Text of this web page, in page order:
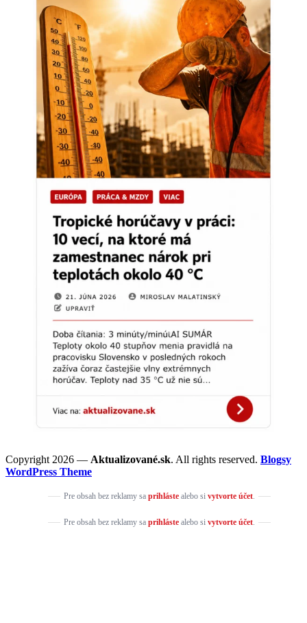
Copyright 2026 — Aktualizované.sk. All rights reserved. Blogsy
WordPress Theme
Pre obsah bez reklamy sa prihlástealebo si vytvorte účet.